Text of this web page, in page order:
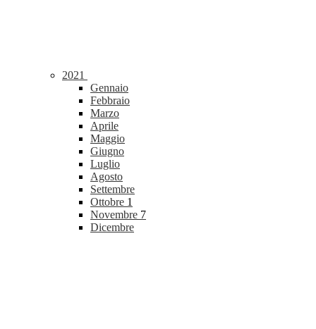
2021
Gennaio
Febbraio
Marzo
Aprile
Maggio
Giugno
Luglio
Agosto
Settembre
Ottobre 1
Novembre 7
Dicembre